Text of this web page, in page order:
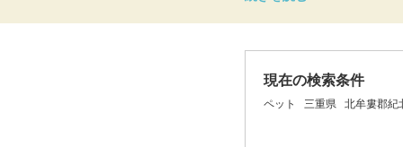
現在の検索条件
ペット 三重県 北牟婁郡紀